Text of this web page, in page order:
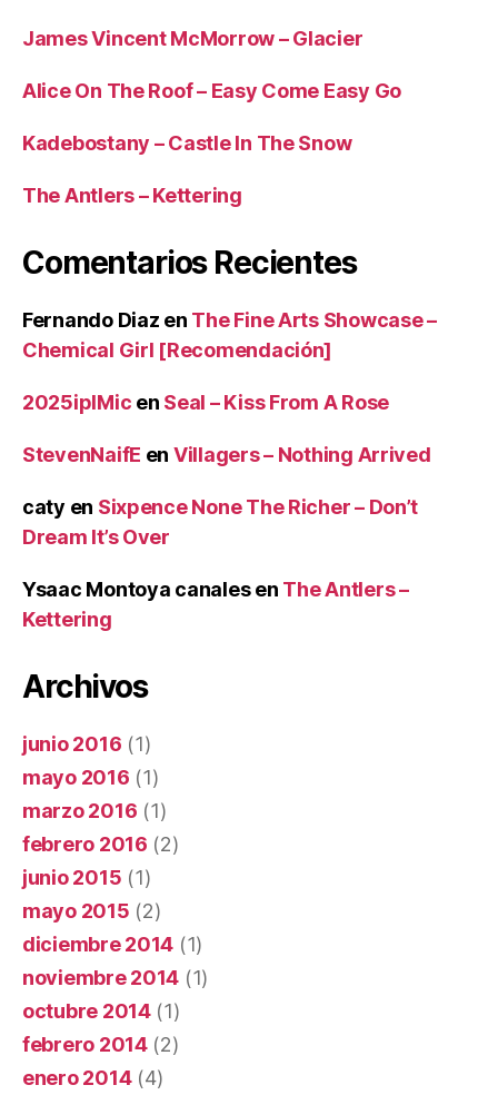
James Vincent McMorrow – Glacier
Alice On The Roof – Easy Come Easy Go
Kadebostany – Castle In The Snow
The Antlers – Kettering
Comentarios Recientes
Fernando Diaz en The Fine Arts Showcase –
Chemical Girl [Recomendación]
2025iplMic en Seal – Kiss From A Rose
StevenNaifE en Villagers – Nothing Arrived
caty en Sixpence None The Richer – Don’t
Dream It’s Over
Ysaac Montoya canalesen The Antlers –
Kettering
Archivos
junio 2016 (1)
mayo 2016 (1)
marzo 2016 (1)
febrero 2016 (2)
junio 2015 (1)
mayo 2015 (2)
diciembre 2014 (1)
noviembre 2014 (1)
octubre 2014(1)
febrero 2014(2)
enero 2014(4)